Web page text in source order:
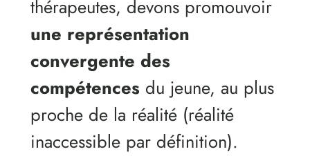
thérapeutes, devons promouvoir
une représentation
convergente des
compétences du jeune, au plus
proche de la réalité (réalité
inaccessible par définition).